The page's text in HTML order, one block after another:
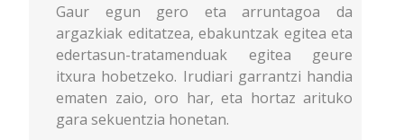
Gaur egun gero eta arruntagoa da
argazkiak editatzea, ebakuntzak egitea eta
edertasun-tratamenduak egitea geure
itxura hobetzeko. Irudiari garrantzi handia
ematen zaio, oro har, eta hortaz arituko
gara sekuentzia honetan.